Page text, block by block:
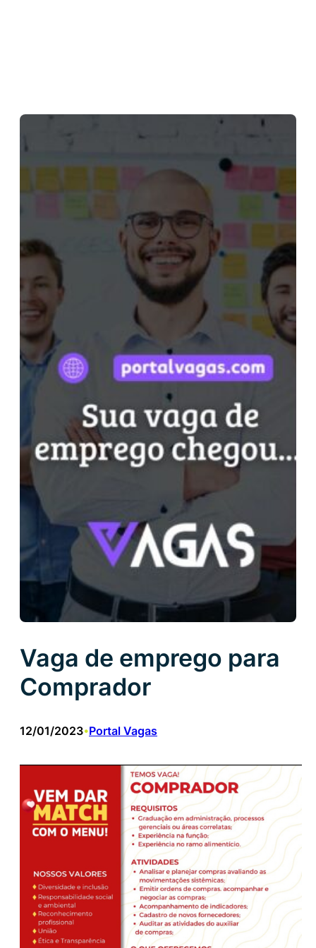
Vaga de emprego para
Comprador
12/01/2023•Portal Vagas